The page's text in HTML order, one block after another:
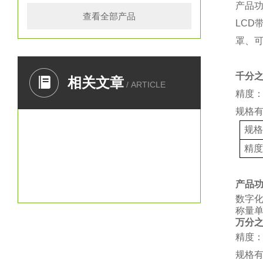
查看全部产品
相关文章 / ARTICLE
产品
LCD
罩、
千分
精度
规格
规格
精度
产品
数字
称量
万分
精度
规格